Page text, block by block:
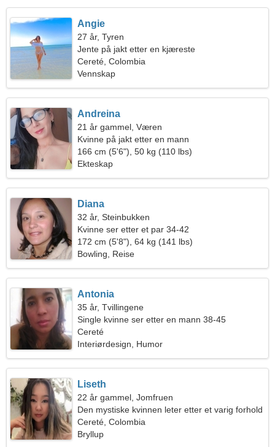
Angie
27 år, Tyren
Jente på jakt etter en kjæreste
Cereté, Colombia
Vennskap
Andreina
21 år gammel, Væren
Kvinne på jakt etter en mann
166 cm (5'6"), 50 kg (110 lbs)
Ekteskap
Diana
32 år, Steinbukken
Kvinne ser etter et par 34-42
172 cm (5'8"), 64 kg (141 lbs)
Bowling, Reise
Antonia
35 år, Tvillingene
Single kvinne ser etter en mann 38-45
Cereté
Interiørdesign, Humor
Liseth
22 år gammel, Jomfruen
Den mystiske kvinnen leter etter et varig forhold
Cereté, Colombia
Bryllup